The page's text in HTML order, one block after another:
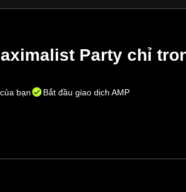
Party chỉ
bạn
Bắt đầu giao dịch AMP